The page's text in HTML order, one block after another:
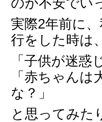
のか不安でい
実際2年前に
行をした時は
「子供が迷惑
「赤ちゃん
な？」
と思ってみた